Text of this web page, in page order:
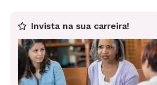
Invista na sua carreira!